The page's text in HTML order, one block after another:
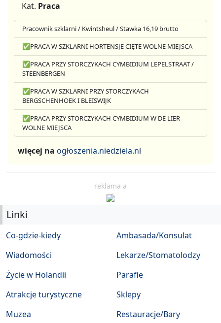
Kat. Praca
Pracownik szklarni / Kwintsheul / Stawka 16,19 brutto
✅PRACA W SZKLARNI HORTENSJE CIĘTE WOLNE MIEJSCA
✅PRACA PRZY STORCZYKACH CYMBIDIUM LEPELSTRAAT /
STEENBERGEN
✅PRACA W SZKLARNI PRZY STORCZYKACH
BERGSCHENHOEK I BLEISWIJK
✅PRACA PRZY STORCZYKACH CYMBIDIUM W DE LIER
WOLNE MIEJSCA
więcej na ogłoszenia.niedziela.nl
reklama a
Linki
Co-gdzie-kiedy
Wiadomości
Życie w Holandii
Atrakcje turystyczne
Muzea
Ambasada/Konsulat
Lekarze/Stomatolodzy
Parafie
Sklepy
Restauracje/Bary